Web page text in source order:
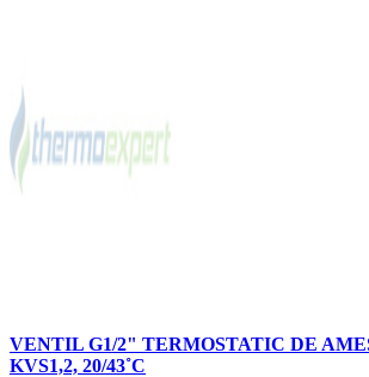
VENTIL G1/2" TERMOSTATIC DE
KVS1,2, 20/43˚C